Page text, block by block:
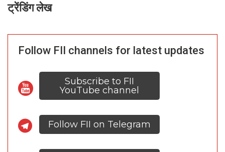
ट्रेंडिंग लेख
Follow FII channels for latest updates
Subscribe to FII
YouTube channel
Follow FII on Telegram